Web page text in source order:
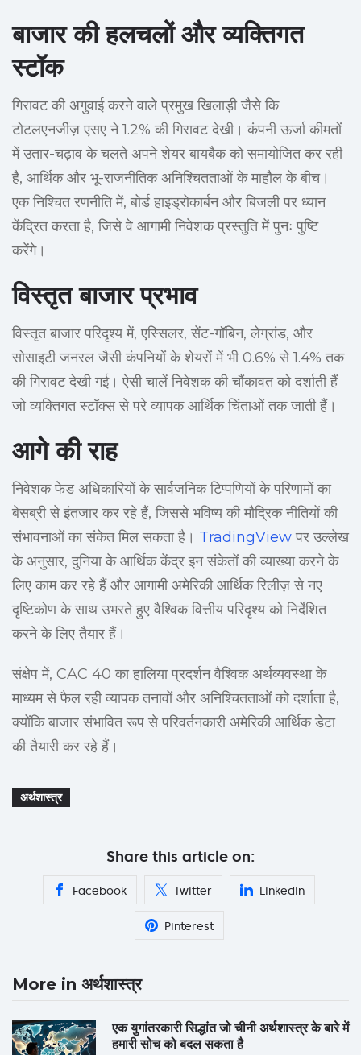
बाजार की हलचलों और व्यक्तिगत
स्टॉक
गिरावट की अगुवाई करने वाले प्रमुख खिलाड़ी जैसे कि
टोटलएनर्जीज़ एसए ने 1.2% की गिरावट देखी। कंपनी ऊर्जा कीमतों
में उतार-चढ़ाव के चलते अपने शेयर बायबैक को समायोजित कर रही
है, आर्थिक और भू-राजनीतिक अनिश्चितताओं के माहौल के बीच।
एक निश्चित रणनीति में, बोर्ड हाइड्रोकार्बन और बिजली पर ध्यान
केंद्रित करता है, जिसे वे आगामी निवेशक प्रस्तुति में पुनः पुष्टि
करेंगे।
विस्तृत बाजार प्रभाव
विस्तृत बाजार परिदृश्य में, एस्सिलर, सेंट-गॉबिन, लेग्रांड, और
सोसाइटी जनरल जैसी कंपनियों के शेयरों में भी 0.6% से 1.4% तक
की गिरावट देखी गई। ऐसी चालें निवेशक की चौंकावत को दर्शाती हैं
जो व्यक्तिगत स्टॉक्स से परे व्यापक आर्थिक चिंताओं तक जाती हैं।
आगे की राह
निवेशक फेड अधिकारियों के सार्वजनिक टिप्पणियों के परिणामों का
बेसब्री से इंतजार कर रहे हैं, जिससे भविष्य की मौद्रिक नीतियों की
संभावनाओं का संकेत मिल सकता है। TradingViewपर उल्लेख
के अनुसार, दुनिया के आर्थिक केंद्र इन संकेतों की व्याख्या करने के
लिए काम कर रहे हैं और आगामी अमेरिकी आर्थिक रिलीज़ से नए
दृष्टिकोण के साथ उभरते हुए वैश्विक वित्तीय परिदृश्य को निर्देशित
करने के लिए तैयार हैं।
संक्षेप में, CAC 40 का हालिया प्रदर्शन वैश्विक अर्थव्यवस्था के
माध्यम से फैल रही व्यापक तनावों और अनिश्चितताओं को दर्शाता है,
क्योंकि बाजार संभावित रूप से परिवर्तनकारी अमेरिकी आर्थिक डेटा
की तैयारी कर रहे हैं।
अर्थशास्त्र
Share this article on:
Facebook Twitter Linkedin
Pinterest
More in अर्थशास्त्र
एक युगांतरकारी सिद्धांत जो चीनी अर्थशास्त्र के बारे में
हमारी सोच को बदल सकता है